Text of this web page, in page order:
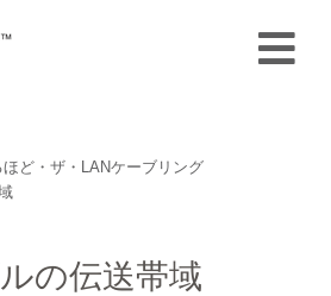
ほど・ザ・LANケーブリング
の伝送帯域